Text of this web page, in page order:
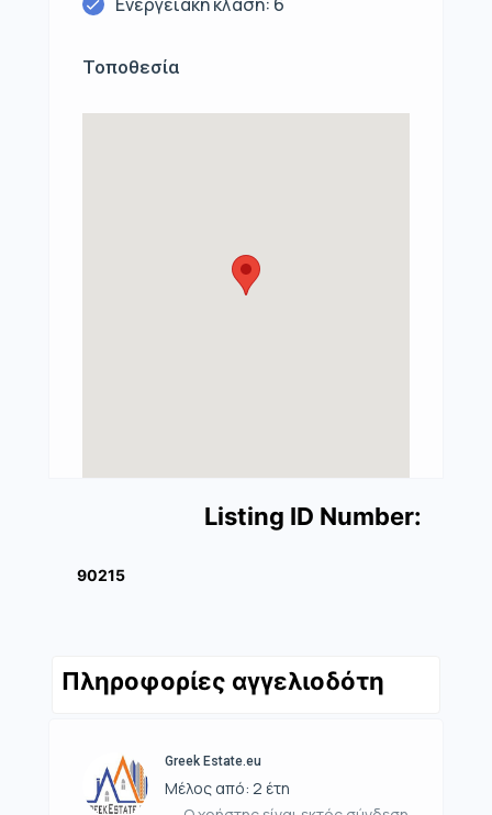
Τοποθεσία
Listing ID Number:
90215
Πληροφορίες αγγελιοδότη
Greek Estate.eu
Μέλος από: 2 έτη